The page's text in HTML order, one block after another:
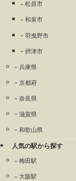
松原市
和泉市
羽曳野市
摂津市
兵庫県
京都府
奈良県
滋賀県
和歌山県
人気の駅から探す
梅田駅
大阪駅